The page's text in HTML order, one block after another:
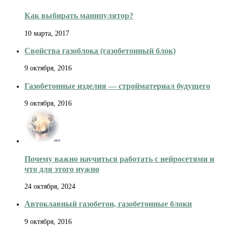
Как выбирать манипулятор?
10 марта, 2017
Свойства газоблока (газобетонный блок)
9 октября, 2016
Газобетонные изделия — стройматериал будущего
9 октября, 2016
Почему важно научиться работать с нейросетями и
что для этого нужно
24 октября, 2024
Автоклавный газобетон, газобетонные блоки
9 октября, 2016